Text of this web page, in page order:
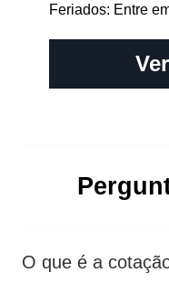
Feriados: Entre
O que é a